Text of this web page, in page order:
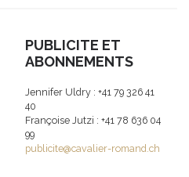
PUBLICITE ET
ABONNEMENTS
Jennifer Uldry : +41 79 326 41
40
Françoise Jutzi : +41 78 636 04
99
publicite@cavalier-romand.ch